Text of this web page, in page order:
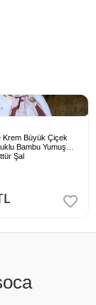
Krem Büyük Çiçek
Bambu Yumuşak
Şal